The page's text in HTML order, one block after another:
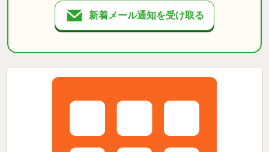
新着メール通知を受け取る